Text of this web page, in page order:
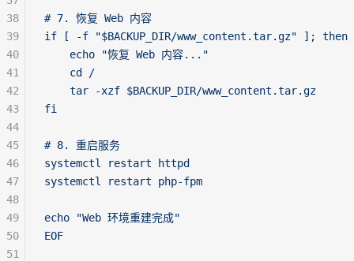
# 7. 恢复 Web 内容
if [ -f "$BACKUP_DIR/www_content.tar.gz" ]; then
    echo "恢复 Web 内容..."
    cd /
    tar -xzf $BACKUP_DIR/www_content.tar.gz
fi
# 8. 重启服务
systemctl restart httpd
systemctl restart php-fpm
echo "Web 环境重建完成"
EOF
38
39
40
41
42
43
44
45
46
47
48
49
50
51